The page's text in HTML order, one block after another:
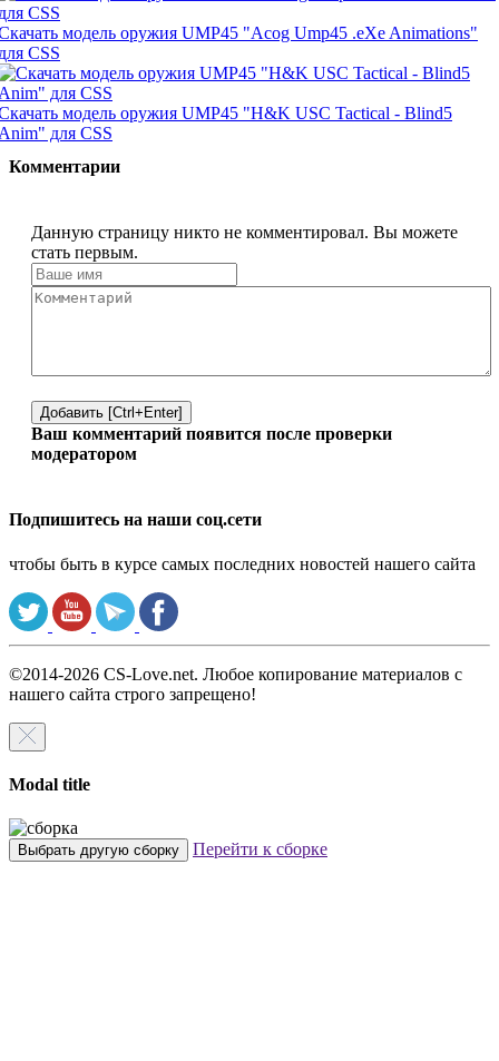
модель оружия UMP45 "Acog Ump45 .eXe Animations"
CSS
модель оружия UMP45 "H&K USC Tactical - Blind5
для CSS
Комментарии
Данную страницу никто не комментировал. Вы можете
стать первым.
Добавить [Ctrl+Enter]
Ваш комментарий появится после проверки
модератором
Подпишитесь на наши соц.сети
чтобы быть в курсе самых последних новостей нашего сайта
©2014-2026 CS-Love.net. Любое копирование материалов с
нашего сайта строго запрещено!
Modal title
Выбрать другую сборку Перейти к сборке